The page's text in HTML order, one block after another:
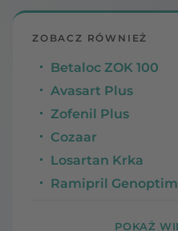
ZOBACZ RÓWNIEŻ
Betaloc ZOK 100
Avasart Plus
Zofenil Plus
Cozaar
Losartan Krka
Ramipril Genoptim